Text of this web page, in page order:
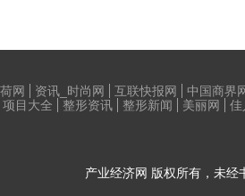
网 资讯_时尚网 互联快报网 中国商界
项目大全 整形资讯 整形新闻 美丽网 佳
产业经济网 版权所有，未经